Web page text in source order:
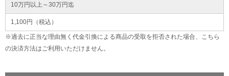
10万円以上～30万円迄
1,100円（税込）
※過去に正当な理由無く代金引換による商品の受取を拒否された場合、こちら
の決済方法はご利用いただけません。